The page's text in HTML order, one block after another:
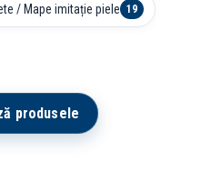
/ Mape imitație piele 19
produsele